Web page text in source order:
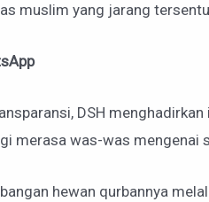
muslim yang jarang
DSH
merasa was-was mengenai
hewan qurbannya